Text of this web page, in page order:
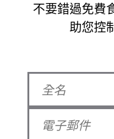
不要錯過免費
助您控